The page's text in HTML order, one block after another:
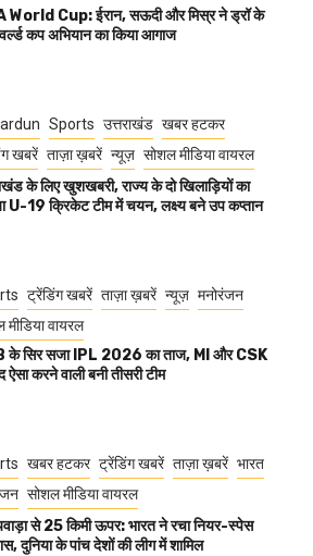
World Cup: ईरान, सऊदी और मिस्र ने ड्रॉ के
कप अभियान का किया आगाज
Sports उत्तराखंड खबर हटकर
खबरें ताज़ा ख़बरें न्यूज़ सोशल मीडिया वायरल
के लिए खुशखबरी, राज्य के दो खिलाड़ियों का
U-19 क्रिकेट टीम में चयन, लक्ष्य बने उप कप्तान
ट्रेंडिंग खबरें ताज़ा ख़बरें न्यूज़ मनोरंजन
मीडिया वायरल
के सिर सजा IPL 2026 का ताज, MI और CSK
ऐसा करने वाली बनी तीसरी टीम
खबर हटकर ट्रेंडिंग खबरें ताज़ा ख़बरें भारत
सोशल मीडिया वायरल
से 25 किमी ऊपर: भारत ने रचा नियर-स्पेस
दुनिया के पांच देशों की लीग में शामिल